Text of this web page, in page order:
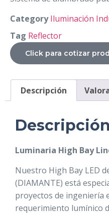
Category Iluminación
Tag Reflector
Click para cotizar
Descripción
Descripción
Luminaria High Bay
Nuestro High Bay LED
(DIAMANTE) está
proyectos de ingeniería
requerimiento lumínico